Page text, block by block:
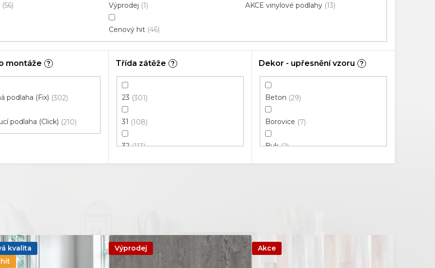
56 Výprodej 1 AKCE vinylové podlahy 13
Cenový hit 46
montáže ?
podlaha (Fix) 302
podlaha (Click) 210
Třída zátěže ?
23 301
31 108
32 113
42 179
Dekor - upřesnění vzoru ?
Beton 29
Borovice 7
Buk 2
Jilm
kvalita
Výprodej Akce